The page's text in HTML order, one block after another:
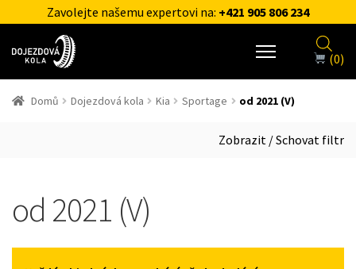
Zavolejte našemu expertovi na: +421 905 806 234
(0)
Domů Dojezdová kola Kia Sportage od 2021 (V)
Zobrazit / Schovat filtr
od 2021 (V)